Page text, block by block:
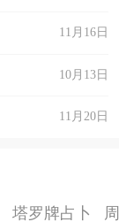
11月16日
10月13日
11月20日
塔罗牌占卜